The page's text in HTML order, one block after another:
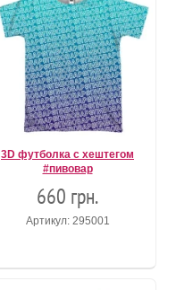
3D футболка с хештегом
#пивовар
660 грн.
Артикул: 295001